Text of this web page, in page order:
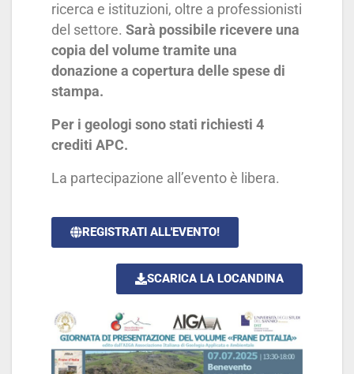
ricerca e istituzioni, oltre a professionisti
del settore. Sarà possibile ricevere una
copia del volume tramite una
donazione a copertura delle spese di
stampa.
Per i geologi sono stati richiesti 4
crediti APC.
La partecipazione all’evento è libera.
REGISTRATI ALL'EVENTO!
SCARICA LA LOCANDINA